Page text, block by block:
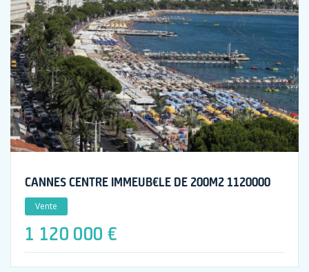
CANNES CENTRE IMMEUB€LE DE 200M2 1120000
Vente
1 120 000 €